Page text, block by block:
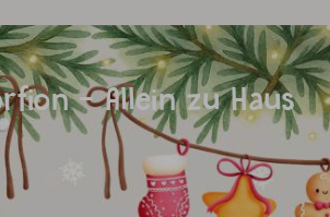
- Allein zu Haus